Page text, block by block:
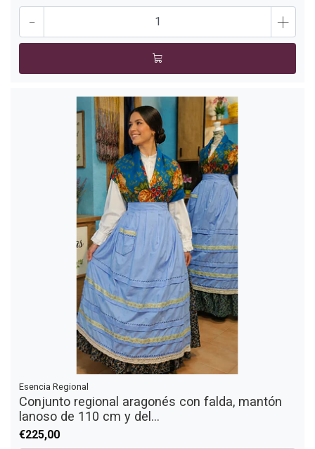
- +
Esencia Regional
Conjunto regional aragonés con falda, mantón
lanoso de 110 cm y del...
€225,00